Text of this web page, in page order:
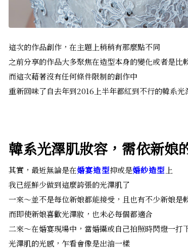
這次的作品創作，在主題上稍稍有那麼點不同
之前分享的作品大多聚焦在造型本身的變化或者是比
而這次藉著沒有任何條件限制的創作中
重新回味了自去年到2016上半年都紅到不行的韓系光
韓系光澤肌妝容，需依新娘
其實，最近無論是在婚宴造型抑或是婚紗造型 上
我已經鮮少做到這麼誇張的光澤肌了
一來～並不是每位新娘都能接受，且也有不少新娘是
而即使新娘喜歡光澤妝，也未必每個都適合
二來～在婚宴現場中，當婚攝或自己拍照時閃燈一打
光澤肌的光感，乍看會像是出油一樣